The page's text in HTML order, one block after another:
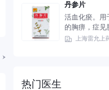
丹参片
活血化瘀。用
的胸痹，症见
固定、舌质紫
上海雷允上
热门医生